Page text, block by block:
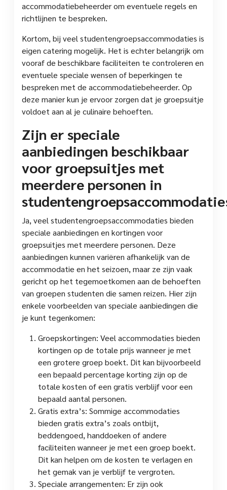
accommodatiebeheerder om eventuele regels en
richtlijnen te bespreken.
Kortom, bij veel studentengroepsaccommodaties is
eigen catering mogelijk. Het is echter belangrijk om
vooraf de beschikbare faciliteiten te controleren en
eventuele speciale wensen of beperkingen te
bespreken met de accommodatiebeheerder. Op
deze manier kun je ervoor zorgen dat je groepsuitje
voldoet aan al je culinaire behoeften.
Zijn er speciale
aanbiedingen beschikbaar
voor groepsuitjes met
meerdere personen in
Ja, veel studentengroepsaccommodaties bieden
speciale aanbiedingen en kortingen voor
groepsuitjes met meerdere personen. Deze
aanbiedingen kunnen variëren afhankelijk van de
accommodatie en het seizoen, maar ze zijn vaak
gericht op het tegemoetkomen aan de behoeften
van groepen studenten die samen reizen. Hier zijn
enkele voorbeelden van speciale aanbiedingen die
je kunt tegenkomen:
Groepskortingen: Veel accommodaties bieden
kortingen op de totale prijs wanneer je met
een grotere groep boekt. Dit kan bijvoorbeeld
een bepaald percentage korting zijn op de
totale kosten of een gratis verblijf voor een
bepaald aantal personen.
Gratis extra’s: Sommige accommodaties
bieden gratis extra’s zoals ontbijt,
beddengoed, handdoeken of andere
faciliteiten wanneer je met een groep boekt.
Dit kan helpen om de kosten te verlagen en
het gemak van je verblijf te vergroten.
Speciale arrangementen: Er zijn ook